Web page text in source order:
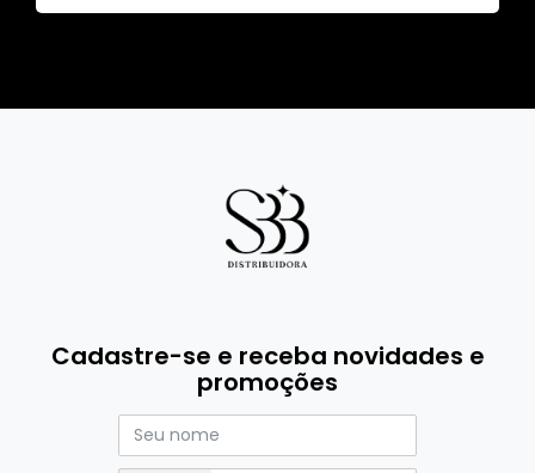
Cadastre-se e receba novidades e
promoções